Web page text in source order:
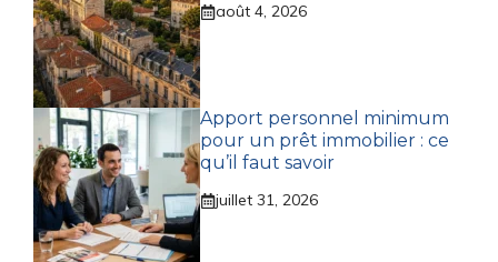
août 4, 2026
Apport personnel minimum
pour un prêt immobilier : ce
qu’il faut savoir
juillet 31, 2026